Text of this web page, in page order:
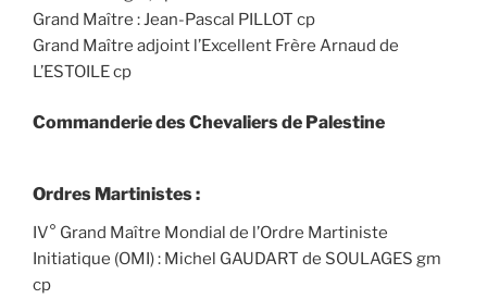
Grand Maître : Jean-Pascal PILLOT cp
Grand Maître adjoint l’Excellent Frère Arnaud de
L’ESTOILE cp
Commanderie des Chevaliers de Palestine
Ordres Martinistes :
IV° Grand Maître Mondial de l’Ordre Martiniste
Initiatique (OMI) : Michel GAUDART de SOULAGES gm
cp